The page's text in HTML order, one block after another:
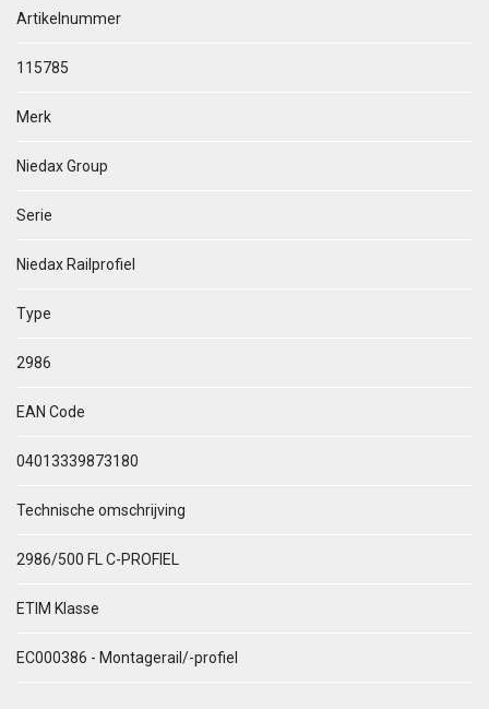
Artikelnummer
115785
Merk
Niedax Group
Serie
Niedax Railprofiel
Type
2986
EAN Code
04013339873180
Technische omschrijving
2986/500 FL C-PROFIEL
ETIM Klasse
EC000386 - Montagerail/-profiel